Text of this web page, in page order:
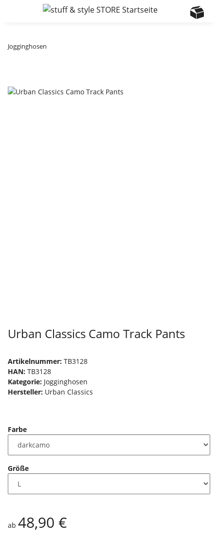
Jogginghosen
Urban Classics Camo Track Pants
Artikelnummer: TB3128
HAN: TB3128
Kategorie: Jogginghosen
Hersteller: Urban Classics
Farbe
Größe
ab 48,90 €